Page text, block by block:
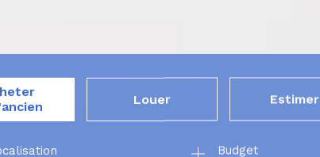
Louer Estimer
Budget